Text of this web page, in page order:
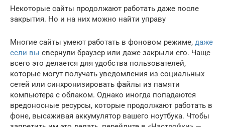
Некоторые сайты продолжают работать даже после
закрытия. Но и на них можно найти управу
Многие сайты умеют работать в фоновом режиме, даже
если вы свернули браузер или даже закрыли его. Чаще
всего это делается для удобства пользователей,
которые могут получать уведомления из социальных
сетей или синхронизировать файлы из памяти
компьютера с облаком. Однако иногда попадаются
вредоносные ресурсы, которые продолжают работать в
фоне, высаживая аккумулятор вашего ноутбука. Чтобы